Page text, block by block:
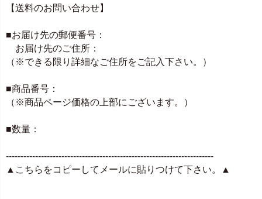
【送料のお問い合わせ】
■お届け先の郵便番号：
お届け先のご住所：
（※できる限り詳細なご住所をご記入下さい。）
■商品番号：
（※商品ページ価格の上部にございます。）
■数量：
-----------------------------------------------------------------------
▲こちらをコピーしてメールに貼りつけて下さい。▲